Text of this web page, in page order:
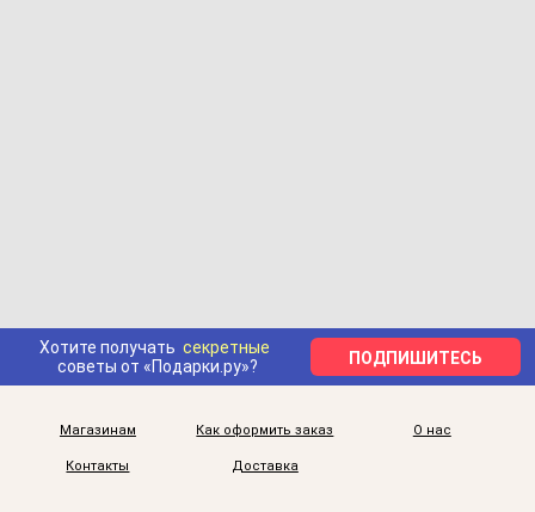
Хотите получать секретные
советы от «Подарки.ру»?
ПОДПИШИТЕСЬ
Магазинам Как оформить заказ О нас
Контакты Доставка